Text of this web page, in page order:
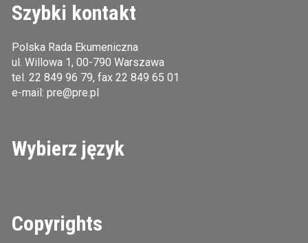
Szybki kontakt
Polska Rada Ekumeniczna
ul. Willowa 1, 00-790 Warszawa
tel. 22 849 96 79, fax 22 849 65 01
e-mail: pre@pre.pl
Wybierz język
Copyrights